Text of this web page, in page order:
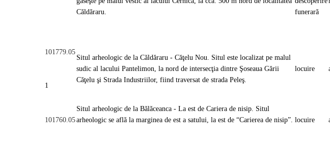
Căldăraru.
funerară
101779.05
1
Situl arheologic de la Căldăraru - Căţelu Nou. Situl este localizat pe malul
sudic al lacului Pantelimon, la nord de intersecţia dintre Şoseaua Gării
Căţelu şi Strada Industriilor, fiind traversat de strada Peleş.
locuire
101760.05
Situl arheologic de la Bălăceanca - La est de Cariera de nisip. Situl
arheologic se află la marginea de est a satului, la est de “Carierea de nisip”. locuire